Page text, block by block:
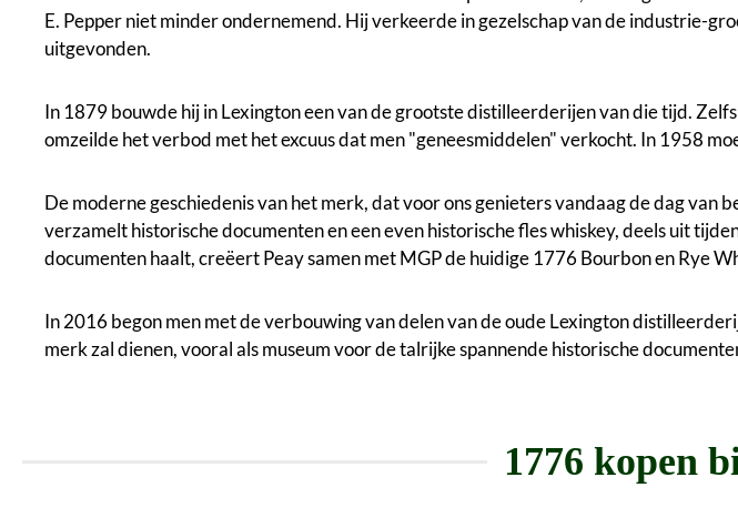
E. Pepper niet minder ondernemend. Hij verkeerde in gezelschap van de industrie-
uitgevonden.
In 1879 bouwde hij in Lexington een van de grootste distilleerderijen van die tijd.
omzeilde het verbod met het excuus dat men "geneesmiddelen" verkocht. In 1958
De moderne geschiedenis van het merk, dat voor ons genieters vandaag de dag
verzamelt historische documenten en een even historische fles whiskey, deels uit
documenten haalt, creëert Peay samen met MGP de huidige 1776 Bourbon en Rye
In 2016 begon men met de verbouwing van delen van de oude Lexington
merk zal dienen, vooral als museum voor de talrijke spannende historische
1776 kopen